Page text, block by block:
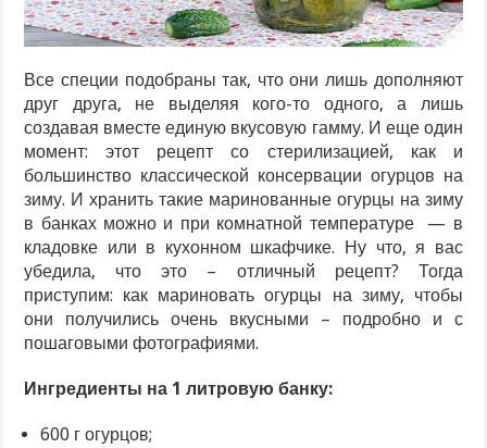
Все специи подобраны так, что они лишь дополняют
друг друга, не выделяя кого-то одного, а лишь
создавая вместе единую вкусовую гамму. И еще один
момент: этот рецепт со стерилизацией, как и
большинство классической консервации огурцов на
зиму. И хранить такие маринованные огурцы на зиму
в банках можно и при комнатной температуре — в
кладовке или в кухонном шкафчике. Ну что, я вас
убедила, что это – отличный рецепт? Тогда
приступим: как мариновать огурцы на зиму, чтобы
они получились очень вкусными – подробно и с
пошаговыми фотографиями.
Ингредиенты на 1 литровую банку:
600 г огурцов;